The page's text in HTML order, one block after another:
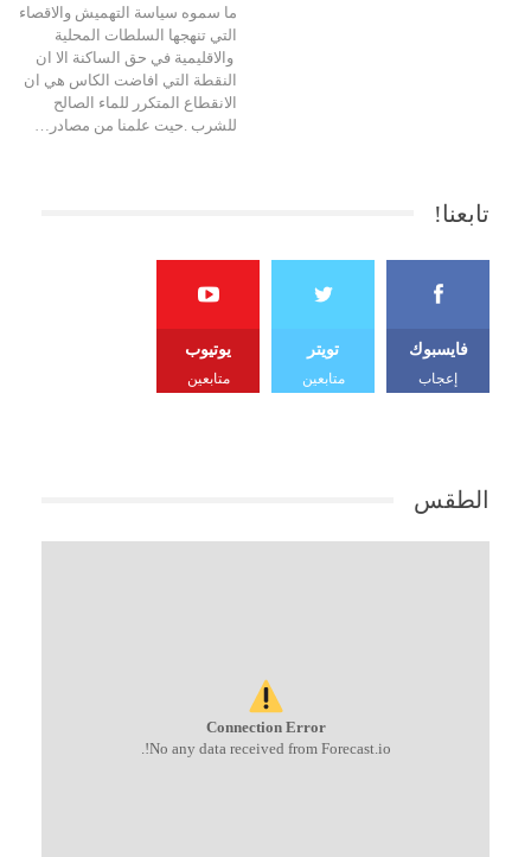
ما سموه سياسة التهميش والاقصاء
التي تنهجها السلطات المحلية
والاقليمية في حق الساكنة الا ان
النقطة التي افاضت الكاس هي ان
الانقطاع المتكرر للماء الصالح
للشرب .حيت علمنا من مصادر…
تابعنا!
فايسبوك
إعجاب
تويتر
متابعين
يوتيوب
متابعين
الطقس
Connection Error
No any data received from Forecast.io!.